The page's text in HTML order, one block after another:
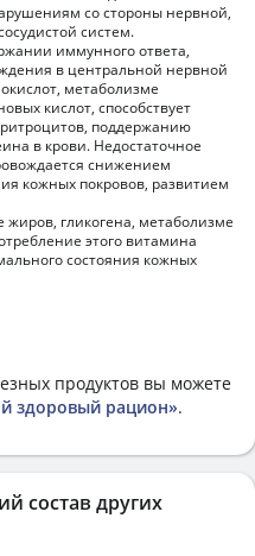
со стороны нервной,
систем.
иммунного ответа,
в центральной нервной
метаболизме
кислот, способствует
поддержанию
в крови. Недостаточное
снижением
кожных покровов, развитием
жиров, гликогена, метаболизме
этого витамина
состояния кожных
продуктов вы можете
здоровый рацион».
состав других